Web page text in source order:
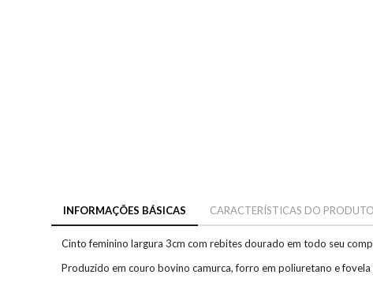
INFORMAÇÕES BÁSICAS CARACTERÍSTICAS DO PRODUTO
Cinto feminino largura 3cm com rebites dourado em todo seu
Produzido em couro bovino camurca, forro em poliuretano e